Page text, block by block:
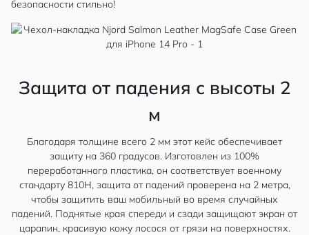
безопасности стильно!
Защита от падения с высоты 2
м
Благодаря толщине всего 2 мм этот кейс обеспечивает
защиту на 360 градусов. Изготовлен из 100%
переработанного пластика, он соответствует военному
стандарту 810H, защита от падений проверена на 2 метра,
чтобы защитить ваш мобильный во время случайных
падений. Поднятые края спереди и сзади защищают экран от
царапин, красивую кожу лосося от грязи на поверхностях.